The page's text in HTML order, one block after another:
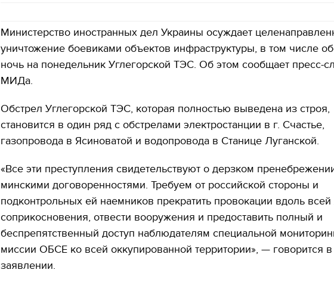
Министерство иностранных дел Украины осуждает
уничтожение боевиками объектов инфраструктуры, в том числе
ночь на понедельник Углегорской ТЭС. Об этом сообщает пресс-
МИДа.
Обстрел Углегорской ТЭС, которая полностью выведена из строя,
становится в один ряд с обстрелами электростанции в г. Счастье,
газопровода в Ясиноватой и водопровода в Станице Луганской.
«Все эти преступления свидетельствуют о дерзком
минскими договоренностями. Требуем от российской стороны и
подконтрольных ей наемников прекратить провокации вдоль
соприкосновения, отвести вооружения и предоставить полный и
беспрепятственный доступ наблюдателям специальной
миссии ОБСЕ ко всей оккупированной территории», — говорится в
заявлении.